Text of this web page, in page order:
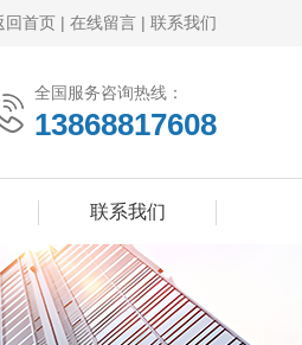
回首页 | 在线留言 | 联系我们
全国服务咨询热线：
13868817608
联系我们